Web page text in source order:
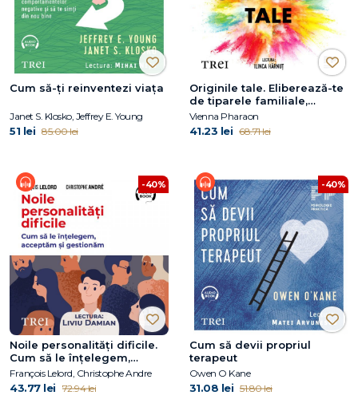
Cum să-ți reinventezi viața
Janet S. Klosko, Jeffrey E. Young
51 lei 85.00 lei
Originile tale. Eliberează-te
de tiparele familiale,
trăiește-ți viața și dă-ți voie
să iubești
Vienna Pharaon
41.23 lei 68.71 lei
-40%
Noile personalități dificile.
Cum să le înțelegem,
acceptăm și gestionăm
François Lelord, Christophe Andre
43.77 lei 72.94 lei
-40%
Cum să devii propriul
terapeut
Owen O Kane
31.08 lei 51.80 lei